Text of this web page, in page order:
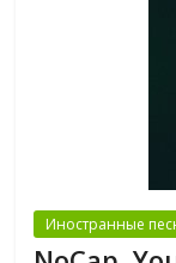
Иностранные